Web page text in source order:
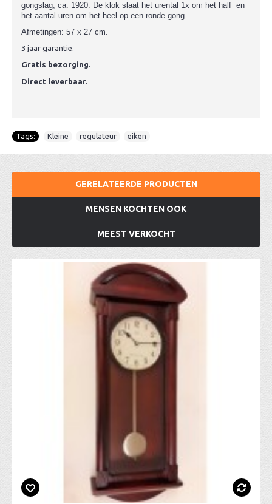
gongslag, ca. 1920. De klok slaat het urental 1x om het half en
het aantal uren om het heel op een ronde gong.
Afmetingen: 57 x 27 cm.
3 jaar garantie.
Gratis bezorging.
Direct leverbaar.
Tags: Kleine regulateur eiken
GERELATEERDE PRODUCTEN
MENSEN KOCHTEN OOK
MEEST VERKOCHT